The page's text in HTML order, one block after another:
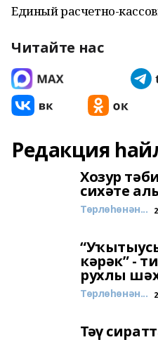
Единый расчетно-
Читайте нас
Редакция
Хозур
сихәте
Төрлөһөнән...
кәрәк” -
рухлы
Төрлөһөнән...
Тәү